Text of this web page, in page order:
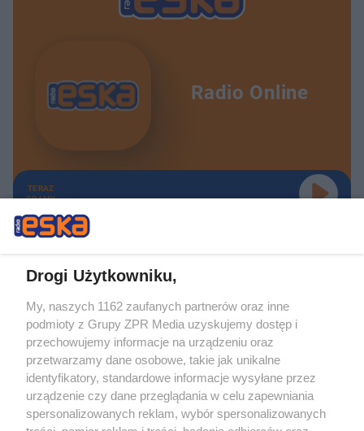
Radio Online
TERAZ
GRAMY
Żaden utwór zamieszczony w serwisie nie może być powielany i
rozpowszechniany lub dalej rozpowszechniany w jakikolwiek sposób (w
tym także elektroniczny lub mechaniczny) na jakimkolwiek polu
eksploatacji w jakiejkolwiek formie, włącznie z umieszczaniem w Internecie
bez pisemnej zgody właściciela praw. Jakiekolwiek użycie lub
wykorzystanie utworów w całości lub w części z naruszeniem prawa, tzn.
bez właściwej zgody, jest zabronione pod groźbą kary i może być ścigane
prawnie.
Drogi Użytkowniku,
My, naszych 1162 zaufanych partnerów oraz inne
podmioty z Grupy ZPR Media uzyskujemy dostęp i
przechowujemy informacje na urządzeniu oraz
przetwarzamy dane osobowe, takie jak unikalne
identyfikatory, standardowe informacje wysyłane przez
urządzenie czy dane przeglądania w celu zapewniania
spersonalizowanych reklam, wybór spersonalizowanych